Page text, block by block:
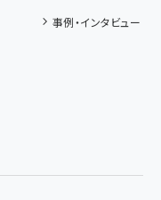
事例・インタビュー